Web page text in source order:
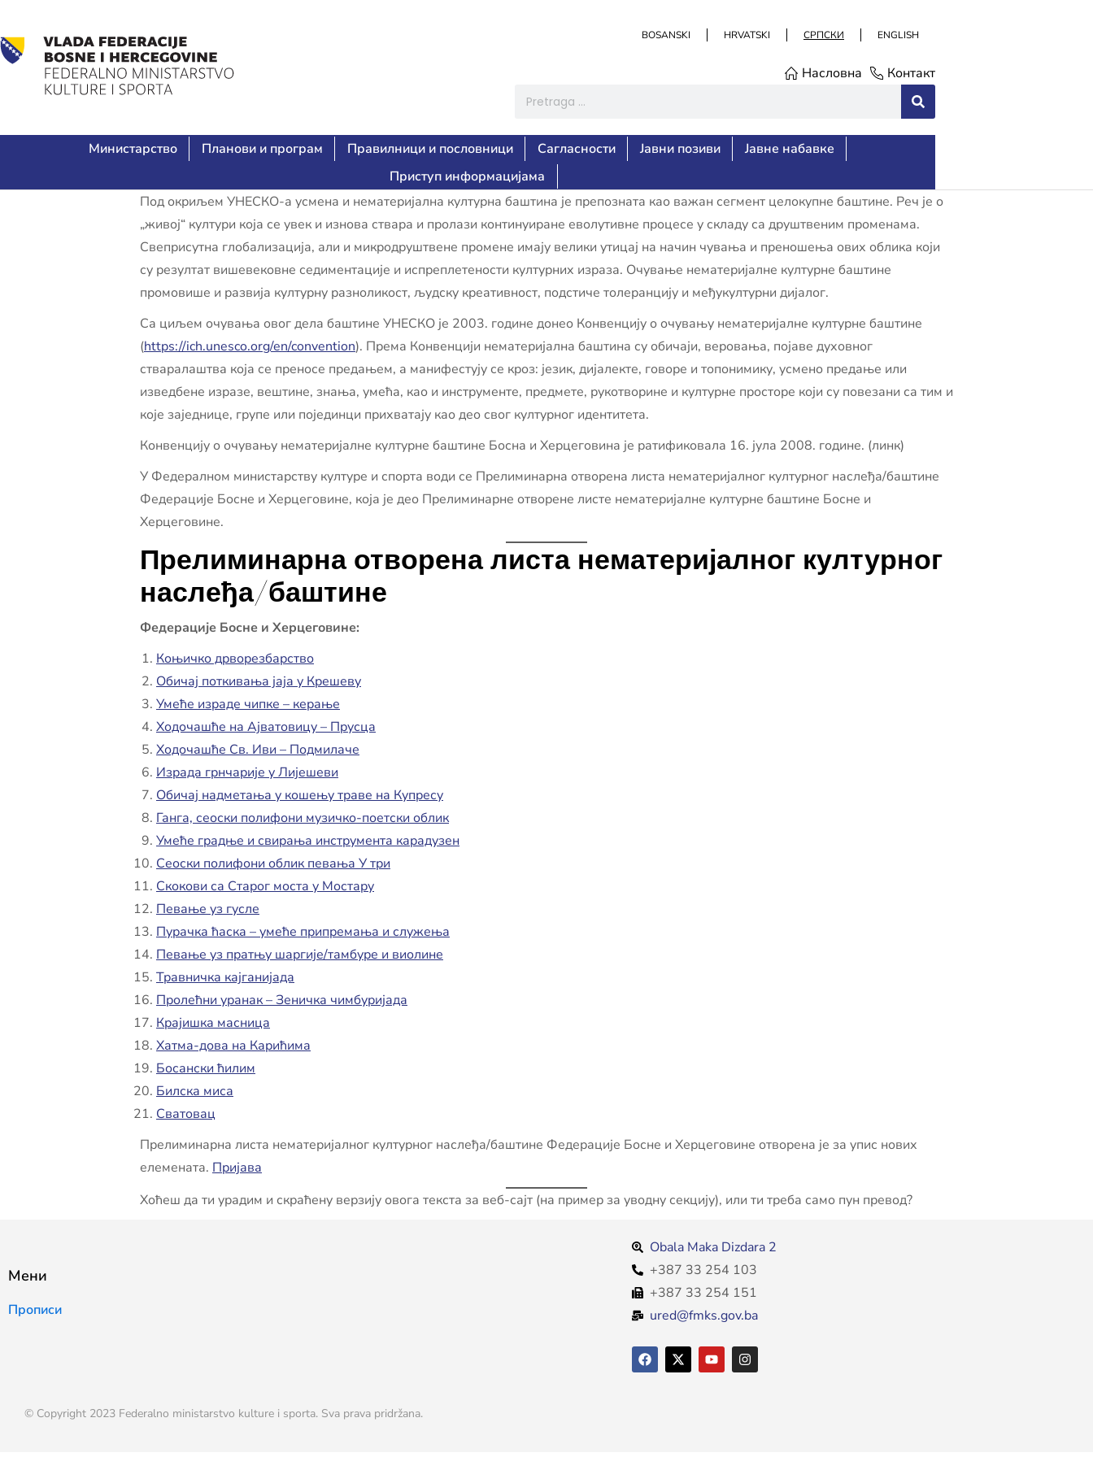
BOSANSKI HRVATSKI СРПСКИ ENGLISH
Насловна Контакт
Министарство Планови и програм Правилници и пословници Сагласности Јавни позиви
Јавне набавке
Приступ информацијама
Под окриљем УНЕСКО-а усмена и нематеријална културна баштина је препозната као важан сегмент целокупне баштине. Реч је о
„живој“ култури која се увек и изнова ствара и пролази континуиране еволутивне процесе у складу са друштвеним променама.
Свеприсутна глобализација, али и микродруштвене промене имају велики утицај на начин чувања и преношења ових облика који
су резултат вишевековне седиментације и испреплетености културних израза. Очување нематеријалне културне баштине
промовише и развија културну разноликост, људску креативност, подстиче толеранцију и међукултурни дијалог.
Са циљем очувања овог дела баштине УНЕСКО је 2003. године донео Конвенцију о очувању нематеријалне културне баштине
(https://ich.unesco.org/en/convention). Према Конвенцији нематеријална баштина су обичаји, веровања, појаве духовног
стваралаштва која се преносе предањем, а манифестују се кроз: језик, дијалекте, говоре и топонимику, усмено предање или
изведбене изразе, вештине, знања, умећа, као и инструменте, предмете, рукотворине и културне просторе који су повезани са тим и
које заједнице, групе или појединци прихватају као део свог културног идентитета.
Конвенцију о очувању нематеријалне културне баштине Босна и Херцеговина је ратификовала 16. јула 2008. године. (линк)
У Федералном министарству културе и спорта води се Прелиминарна отворена листа нематеријалног културног наслеђа/баштине
Федерације Босне и Херцеговине, која је део Прелиминарне отворене листе нематеријалне културне баштине Босне и
Херцеговине.
Прелиминарна отворена листа нематеријалног културног
наслеђа/баштине
Федерације Босне и Херцеговине:
Коњичко дрворезбарство
Обичај поткивања јаја у Крешеву
Умеће израде чипке – керање
Ходочашће на Ајватовицу – Прусца
Ходочашће Св. Иви – Подмилаче
Израда грнчарије у Лијешеви
Обичај надметања у кошењу траве на Купресу
Ганга, сеоски полифони музичко-поетски облик
Умеће градње и свирања инструмента карадузен
Сеоски полифони облик певања У три
Скокови са Старог моста у Мостару
Певање уз гусле
Пурачка ћаска – умеће припремања и служења
Певање уз пратњу шаргије/тамбуре и виолине
Травничка кајганијада
Пролећни уранак – Зеничка чимбуријада
Крајишка масница
Хатма-дова на Карићима
Босански ћилим
Билска миса
Сватовац
Прелиминарна листа нематеријалног културног наслеђа/баштине Федерације Босне и Херцеговине отворена је за упис нових
елемената. Пријава
Хоћеш да ти урадим и скраћену верзију овога текста за веб-сајт (на пример за уводну секцију), или ти треба само пун превод?
Мени
Прописи
Obala Maka Dizdara 2
+387 33 254 103
+387 33 254 151
ured@fmks.gov.ba
© Copyright 2023 Federalno ministarstvo kulture i sporta. Sva prava pridržana.